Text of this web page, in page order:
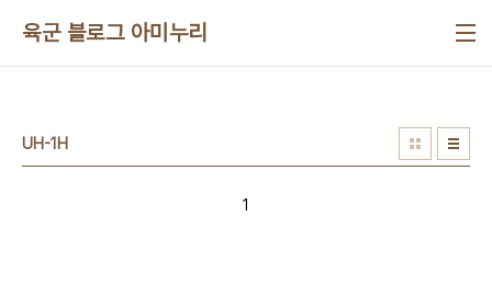
육군 블로그 아미누리
UH-1H
1